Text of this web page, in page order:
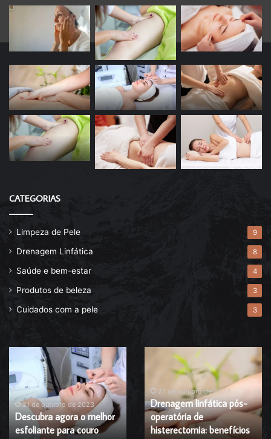
CATEGORIAS
Limpeza de Pele 9
Drenagem Linfática 8
Saúde e bem-estar 4
Produtos de beleza 3
Cuidados com a pele 3
Descubra
o
melhor
esfoliante
para
couro
21 de outubro de 2023
Descubra agora o melhor
esfoliante para couro
Drenagem
operatória
de
histerectomia:
benefícios
27 de outubro de 2023
Drenagem linfática pós-
operatória de
histerectomia: benefícios